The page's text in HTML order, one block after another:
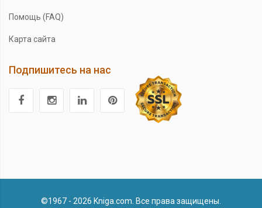
Помощь (FAQ)
Карта сайта
Подпишитесь на нас
©1967 - 2026 Kniga.com. Все права защищены.